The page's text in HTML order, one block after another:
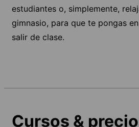
estudiantes o, simplemente,
gimnasio, para que te pongas
salir de clase.
Cursos &